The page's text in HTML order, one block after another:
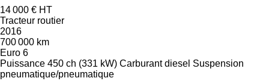
14 000 € HT
Tracteur routier
2016
700 000 km
Euro 6
Puissance 450 ch (331 kW) Carburant diesel Suspension
pneumatique/pneumatique